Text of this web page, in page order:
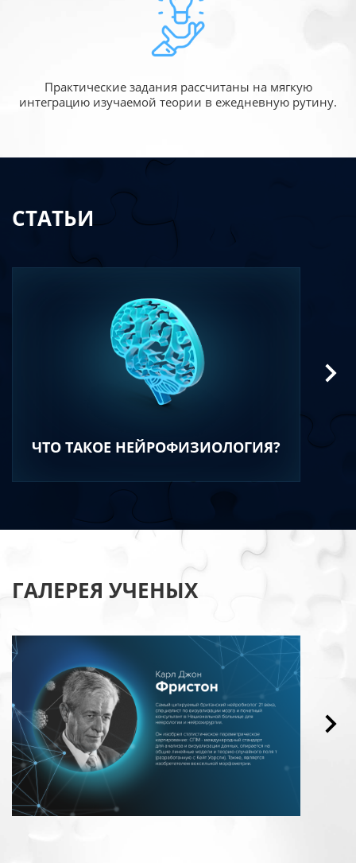
Практические задания рассчитаны на мягкую
интеграцию изучаемой теории в ежедневную рутину.
СТАТЬИ
ЧТО ТАКОЕ НЕЙРОФИЗИОЛОГИЯ?
ГАЛЕРЕЯ УЧЕНЫХ